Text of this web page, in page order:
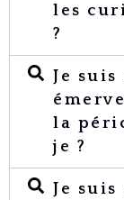
les
?
Je
la
je ?
Je